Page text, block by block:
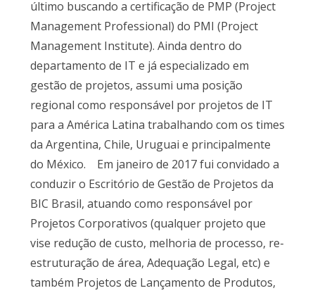
último buscando a certificação de PMP (Project
Management Professional) do PMI (Project
Management Institute). Ainda dentro do
departamento de IT e já especializado em
gestão de projetos, assumi uma posição
regional como responsável por projetos de IT
para a América Latina trabalhando com os times
da Argentina, Chile, Uruguai e principalmente
do México. Em janeiro de 2017 fui convidado a
conduzir o Escritório de Gestão de Projetos da
BIC Brasil, atuando como responsável por
Projetos Corporativos (qualquer projeto que
vise redução de custo, melhoria de processo, re-
estruturação de área, Adequação Legal, etc) e
também Projetos de Lançamento de Produtos,